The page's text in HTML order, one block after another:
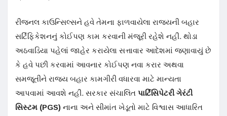
રીજનલ કાઉન્સિલ્સને હવે તેમના ફાળવાયેલા રાજ્યની બહાર
સર્ટિફિકેશનનું કોઈપણ કામ કરવાની મંજૂરી રહેશે નહીં. થોડા
અઠવાડિયા પહેલાં જાહેર કરાયેલા સત્તાવાર આદેશમાં જણાવાયું છે
કે હવે પછી કરવામાં આવનાર કોઈપણ નવા કરાર અથવા
સમજૂતીને રાજ્ય બહાર કામગીરી વધારવા માટે માન્યતા
આપવામાં આવશે નહીં. સરકાર સંચાલિત પાર્ટિસિપેટરી ગેરંટી
સિસ્ટમ (PGS) નાના અને સીમાંત ખેડૂતો માટે વિશ્વાસ આધારિત